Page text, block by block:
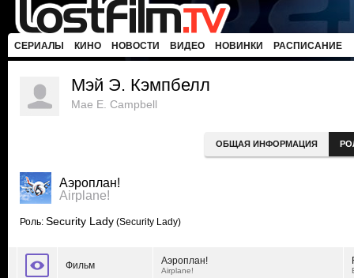
СЕРИАЛЫ КИНО НОВОСТИ ВИДЕО НОВИНКИ РАСПИСАНИЕ
Мэй Э. Кэмпбелл
Mae E. Campbell
ОБЩАЯ ИНФОРМАЦИЯ
Аэроплан!
Airplane!
Роль: Security Lady (Security Lady)
Фильм Аэроплан!
Airplane!